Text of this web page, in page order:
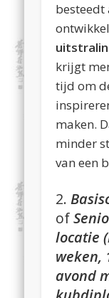
besteedt
krijgt
tijd om
maken.
minder
van een
2.
of
locatie
weken,
avond